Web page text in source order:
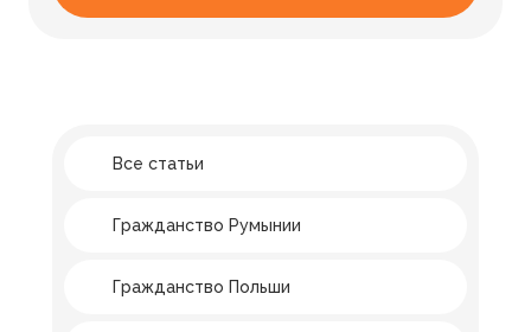
Все статьи
Гражданство Румынии
Гражданство Польши